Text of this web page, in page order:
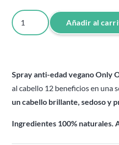
Spray
Anti-
-
Only
-
Añadir al
Spray anti-edad vegano Only
al cabello 12 beneficios en una
un cabello brillante, sedoso y
Ingredientes 100% naturales.